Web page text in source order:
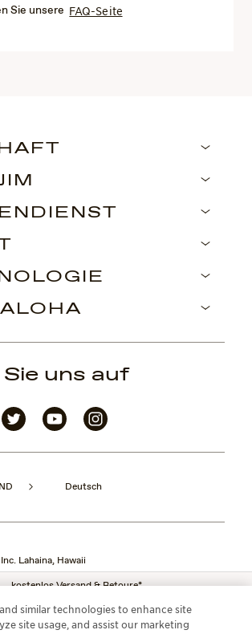
kostenlos Versand & Retoure*
Sie unsere FAQ-Seite
Deutsch
Lahaina, Hawaii
uns auf
similar technologies to enhance site
site usage, and assist our marketing